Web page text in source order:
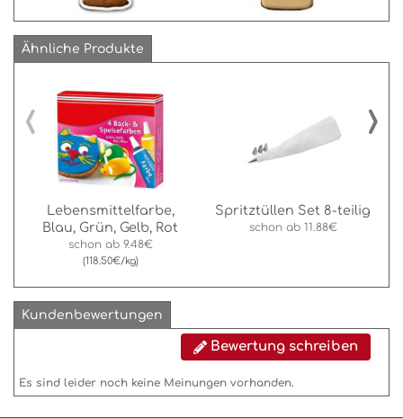
Ähnliche Produkte
Lebensmittelfarbe,
Blau, Grün, Gelb, Rot
schon ab 9.48€
(118.50€/kg)
Spritztüllen Set 8-teilig
schon ab 11.88€
‹ ›
Kundenbewertungen
Bewertung schreiben
Es sind leider noch keine Meinungen vorhanden.